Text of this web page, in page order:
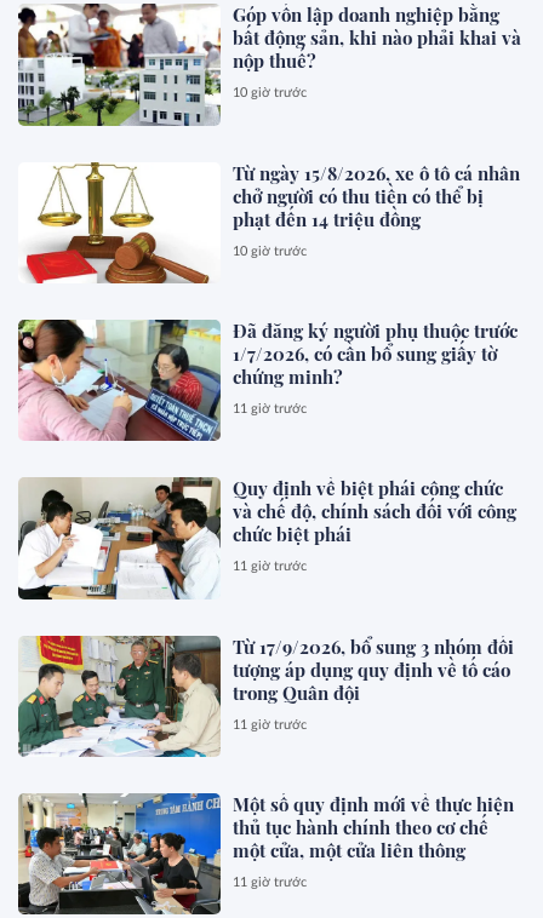
Góp vốn lập doanh nghiệp bằng
bất động sản, khi nào phải khai và
nộp thuế?
10 giờ trước
Từ ngày 15/8/2026, xe ô tô cá nhân
chở người có thu tiền có thể bị
phạt đến 14 triệu đồng
10 giờ trước
Đã đăng ký người phụ thuộc trước
1/7/2026, có cần bổ sung giấy tờ
chứng minh?
11 giờ trước
Quy định về biệt phái công chức
và chế độ, chính sách đối với công
chức biệt phái
11 giờ trước
Từ 17/9/2026, bổ sung 3 nhóm đối
tượng áp dụng quy định về tố cáo
trong Quân đội
11 giờ trước
Một số quy định mới về thực hiện
thủ tục hành chính theo cơ chế
một cửa, một cửa liên thông
11 giờ trước